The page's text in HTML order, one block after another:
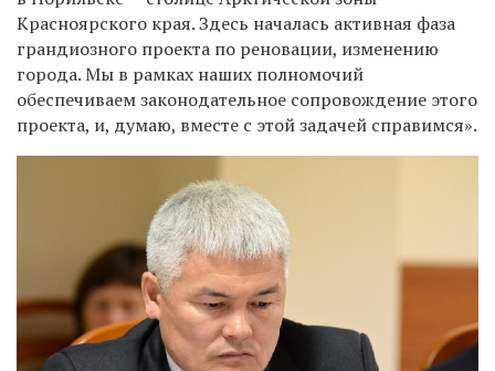
Красноярского края. Здесь началась активная фаза
грандиозного проекта по реновации, изменению
города. Мы в рамках наших полномочий
обеспечиваем законодательное сопровождение этого
проекта, и, думаю, вместе с этой задачей справимся».